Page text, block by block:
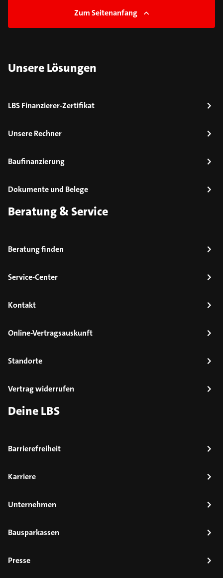
Zum Seitenanfang
Unsere Lösungen
LBS Finanzierer-Zertifikat
Unsere Rechner
Baufinanzierung
Dokumente und Belege
Beratung & Service
Beratung finden
Service-Center
Kontakt
Online-Vertragsauskunft
Standorte
Vertrag widerrufen
Deine LBS
Barrierefreiheit
Karriere
Unternehmen
Bausparkassen
Presse